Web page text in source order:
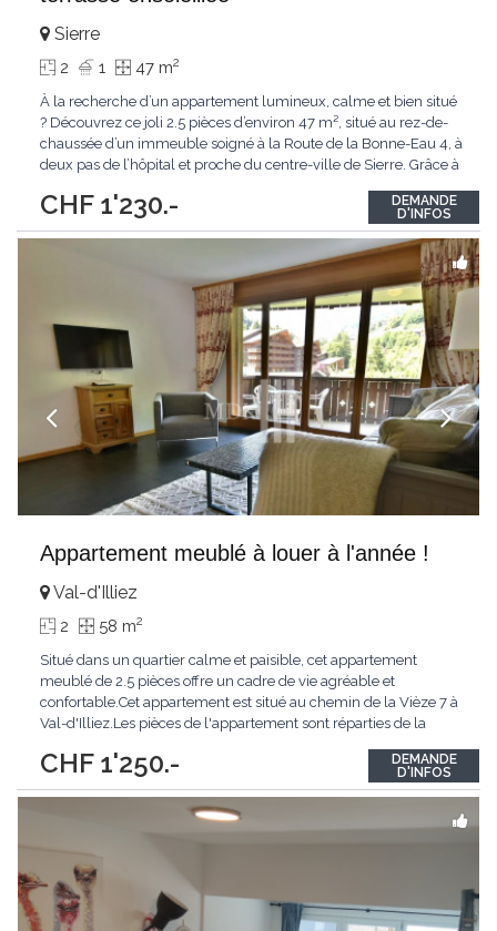
CHF 1'230.-
Sierre
2 1 47 m2
À la recherche d’un appartement lumineux, calme et bien situé
? Découvrez ce joli 2.5 pièces d’environ 47 m², situé au rez-de-
chaussée d’un immeuble soigné à la Route de la Bonne-Eau 4, à
deux pas de l’hôpital et proche du centre-ville de Sierre. Grâce à
extérieur pour profiter du soleil en toute tranquillité. Un...
DEMANDE
D'INFOS
Appartement meublé à louer à l'année !
CHF 1'250.-
Val-d'Illiez
2 58 m2
Situé dans un quartier calme et paisible, cet appartement
meublé de 2.5 pièces offre un cadre de vie agréable et
confortable.Cet appartement est situé au chemin de la Vièze 7 à
Val-d'Illiez.Les pièces de l'appartement sont réparties de la
séjour lumineux- un balcon- une chambre- une salle de
bain/WCUne cave est également...
DEMANDE
D'INFOS